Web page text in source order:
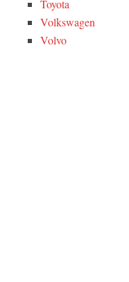
Toyota
Volkswagen
Volvo